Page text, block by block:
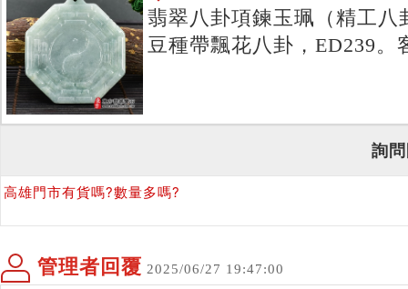
翡翠八卦項鍊玉珮（精工
豆種帶飄花八卦，ED239
詢
高雄門市有貨嗎?數量多嗎?
管理者回覆 2025/06/27 19:47:00